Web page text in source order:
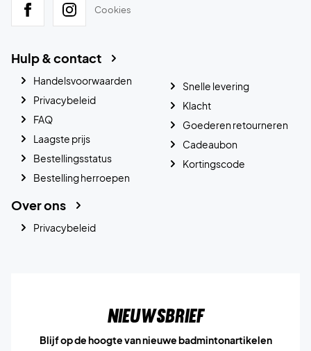
Cookies
Hulp & contact
Handelsvoorwaarden
Privacybeleid
FAQ
Laagste prijs
Bestellingsstatus
Bestelling herroepen
Snelle levering
Klacht
Goederen retourneren
Cadeaubon
Kortingscode
Over ons
Privacybeleid
Nieuwsbrief
Blijf op de hoogte van nieuwe badmintonartikelen